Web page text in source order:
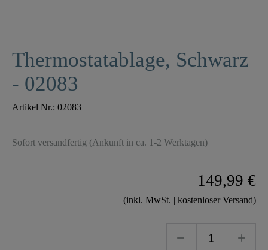
Thermostatablage, Schwarz
- 02083
Artikel Nr.: 02083
Sofort versandfertig (Ankunft in ca. 1-2 Werktagen)
149,99 €
(inkl. MwSt. | kostenloser Versand)